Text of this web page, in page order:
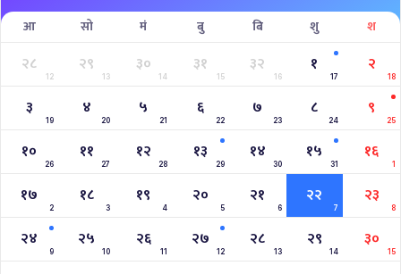
आ सो मं बु बि शु श
२८
12
२९
13
३०
14
३१
15
३२
16
१
17
२
18
३
19
४
20
५
21
६
22
७
23
८
24
९
25
१०
26
११
27
१२
28
१३
29
१४
30
१५
31
१६
1
१७
2
१८
3
१९
4
२०
5
२१
6
२२
7
२३
8
२४
9
२५
10
२६
11
२७
12
२८
13
२९
14
३०
15